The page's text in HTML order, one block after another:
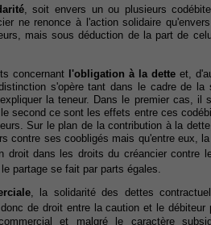
, soit envers un ou plusieurs
ne renonce à l'action solidaire
mais sous déduction de la part de
concernant l'obligation à la dette et,
s'opère tant dans le cadre de la
la teneur. Dans le premier cas, il
second ce sont les effets entre ces
Sur le plan de la contribution à la
contre ses coobligés mais qu'entre eux,
dans les droits du créancier contre
partage se fait par parts égales.
, la solidarité des dettes
de droit entre la caution et le débiteur
et malgré le caractère